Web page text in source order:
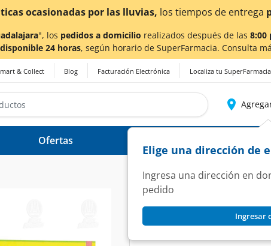
en Aguascalientes! Daclic aquípara conocer
", los pedidos a domicilio realizados después de las 8:00
24 horas, según horario de SuperFarmacia. Consulta
& Collect Blog Facturación Electrónica Localiza tu SuperFarmacia
Elige una dirección de
Ingresa una dirección en
pedido
Ingresar
Ofertas
ZYRTEC
Zyrtec 10 mg, 20